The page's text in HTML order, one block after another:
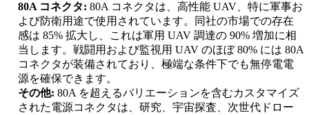
80A コネクタ: 80A コネクタは、高性能 UAV、特に軍事お
よび防衛用途で使用されています。同社の市場での存在
感は 85% 拡大し、これは軍用 UAV 調達の 90% 増加に相
当します。戦闘用および監視用 UAV のほぼ 80% には 80A
コネクタが装備されており、極端な条件下でも無停電電
源を確保できます。
その他: 80A を超えるバリエーションを含むカスタマイズ
された電源コネクタは、研究、宇宙探査、次世代ドロー